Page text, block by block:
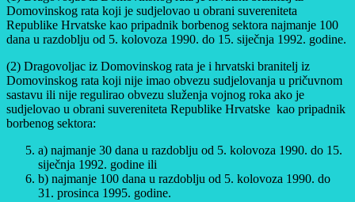
Domovinskog rata koji je sudjelovao u obrani suvereniteta
Republike Hrvatske kao pripadnik borbenog sektora najmanje 100
dana u razdoblju od 5. kolovoza 1990. do 15. siječnja 1992. godine.
(2) Dragovoljac iz Domovinskog rata je i hrvatski branitelj iz
Domovinskog rata koji nije imao obvezu sudjelovanja u pričuvnom
sastavu ili nije regulirao obvezu služenja vojnog roka ako je
sudjelovao u obrani suvereniteta Republike Hrvatske kao pripadnik
borbenog sektora:
a) najmanje 30 dana u razdoblju od 5. kolovoza 1990. do 15.
siječnja 1992. godine ili
b) najmanje 100 dana u razdoblju od 5. kolovoza 1990. do
31. prosinca 1995. godine.